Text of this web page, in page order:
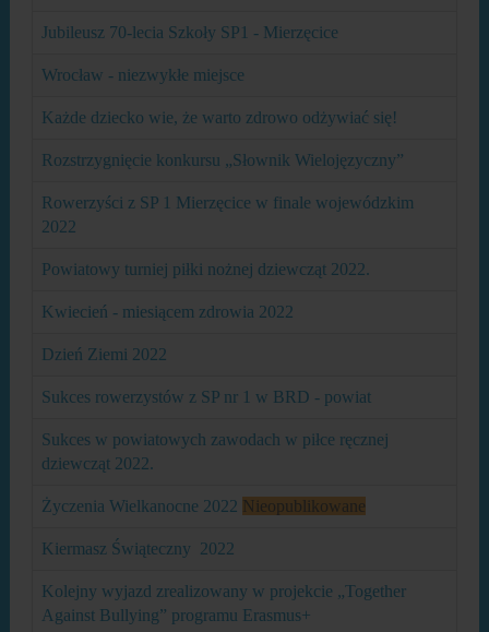
Jubileusz 70-lecia Szkoły SP1 - Mierzęcice
Wrocław - niezwykłe miejsce
Każde dziecko wie, że warto zdrowo odżywiać się!
Rozstrzygnięcie konkursu „Słownik Wielojęzyczny”
Rowerzyści z SP 1 Mierzęcice w finale wojewódzkim
2022
Powiatowy turniej piłki nożnej dziewcząt 2022.
Kwiecień - miesiącem zdrowia 2022
Dzień Ziemi 2022
Sukces rowerzystów z SP nr 1 w BRD - powiat
Sukces w powiatowych zawodach w piłce ręcznej
dziewcząt 2022.
Życzenia Wielkanocne 2022 Nieopublikowane
Kiermasz Świąteczny 2022
Kolejny wyjazd zrealizowany w projekcie „Together
Against Bullying” programu Erasmus+